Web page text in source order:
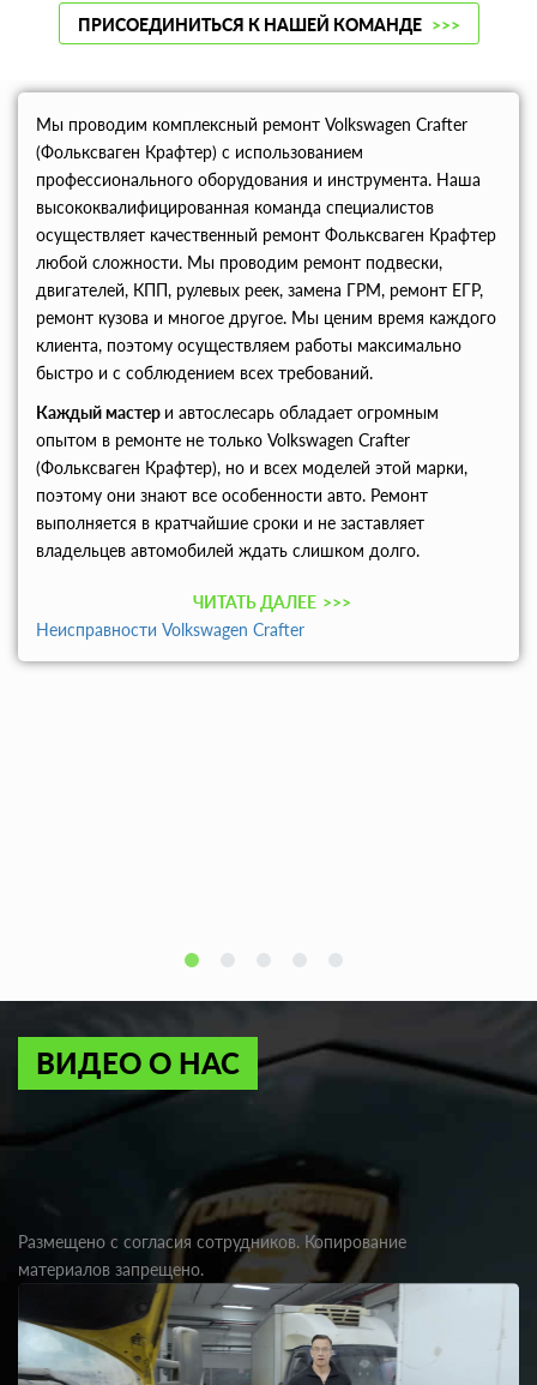
ПРИСОЕДИНИТЬСЯ К НАШЕЙ КОМАНДЕ >>>
Мы проводим комплексный ремонт Volkswagen Crafter
(Фольксваген Крафтер) с использованием
профессионального оборудования и инструмента. Наша
высококвалифицированная команда специалистов
осуществляет качественный ремонт Фольксваген Крафтер
любой сложности. Мы проводим ремонт подвески,
двигателей, КПП, рулевых реек, замена ГРМ, ремонт ЕГР,
ремонт кузова и многое другое. Мы ценим время каждого
клиента, поэтому осуществляем работы максимально
быстро и с соблюдением всех требований.
Каждый мастер и автослесарь обладает огромным
опытом в ремонте не только Volkswagen Crafter
(Фольксваген Крафтер), но и всех моделей этой марки,
поэтому они знают все особенности авто. Ремонт
выполняется в кратчайшие сроки и не заставляет
владельцев автомобилей ждать слишком долго.
ЧИТАТЬ ДАЛЕЕ >>>
Неисправности Volkswagen Crafter
ВИДЕО О НАС
Размещено с согласия сотрудников. Копирование
материалов запрещено.